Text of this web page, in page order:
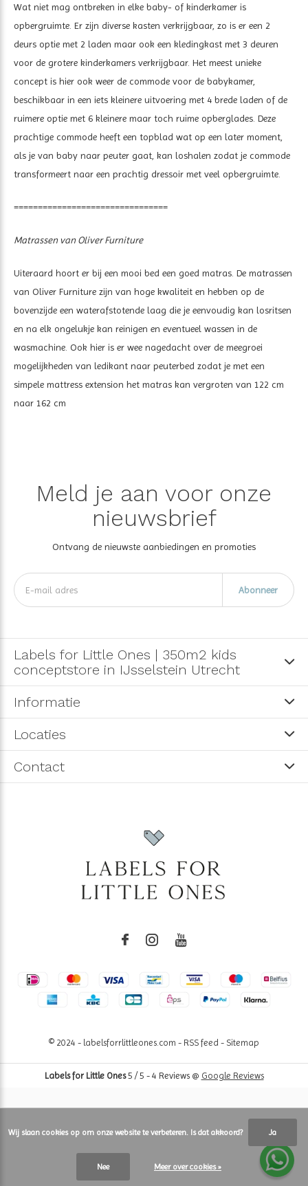
Wat niet mag ontbreken in elke baby- of kinderkamer is
opbergruimte. Er zijn diverse kasten verkrijgbaar, zo is er een 2
deurs optie met 2 laden maar ook een kledingkast met 3 deuren
voor de grotere kinderkamers verkrijgbaar. Het meest unieke
concept is hier ook weer de commode voor de babykamer,
beschikbaar in een iets kleinere uitvoering met 4 brede laden of de
ruimere optie met 6 kleinere maar toch ruime opberglades. Deze
prachtige commode heeft een topblad wat op een later moment,
als je van baby naar peuter gaat, kan loshalen zodat je commode
transformeert naar een prachtig dressoir met veel opbergruimte.
================================
Matrassen van Oliver Furniture
Uiteraard hoort er bij een mooi bed een goed matras. De matrassen
van Oliver Furniture zijn van hoge kwaliteit en hebben op de
bovenzijde een waterafstotende laag die je eenvoudig kan losritsen
en na elk ongelukje kan reinigen en eventueel wassen in de
wasmachine. Ook hier is er wee nagedacht over de meegroei
mogelijkheden van ledikant naar peuterbed zodat je met een
simpele mattress extension het matras kan vergroten van 122 cm
naar 162 cm
Meld je aan voor onze
nieuwsbrief
Ontvang de nieuwste aanbiedingen en promoties
Abonneer
Labels for Little Ones | 350m2 kids
conceptstore in IJsselstein Utrecht
Informatie
Locaties
Contact
© 2024 - labelsforrlittleones.com - RSS feed - Sitemap
Labels for Little Ones5 / 5 - 4 Reviews @ Google Reviews
Wij slaan cookies op om onze website te verbeteren. Is dat akkoord? Ja
Nee Meer over cookies »